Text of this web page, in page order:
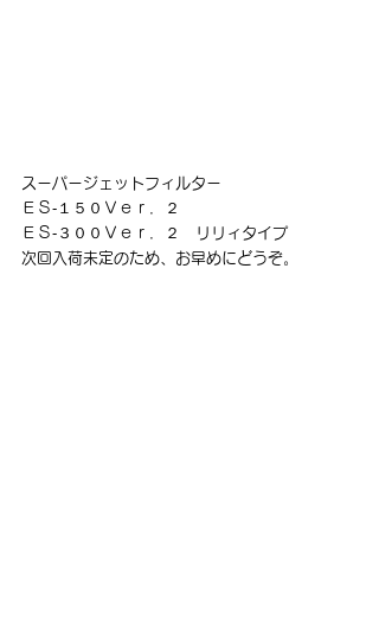
スーパージェットフィルター
ＥＳ‐１５０Ｖｅｒ．２
ＥＳ‐３００Ｖｅｒ．２　リリィタイプ
次回入荷未定のため、お早めにどうぞ。